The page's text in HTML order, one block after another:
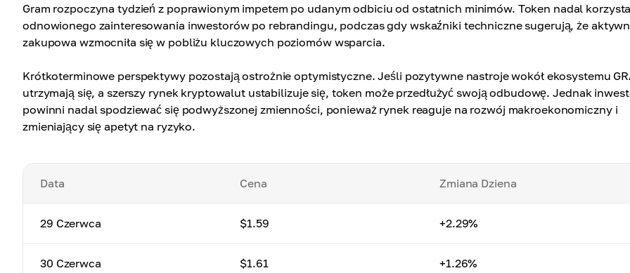
Gram rozpoczyna tydzień z poprawionym impetem po udanym odbiciu od ostatnich minimów. Token nadal
odnowionego zainteresowania inwestorów po rebrandingu, podczas gdy wskaźniki techniczne sugerują, że
zakupowa wzmocniła się w pobliżu kluczowych poziomów wsparcia.
Krótkoterminowe perspektywy pozostają ostrożnie optymistyczne. Jeśli pozytywne nastroje wokół ekosystemu
utrzymają się, a szerszy rynek kryptowalut ustabilizuje się, token może przedłużyć swoją odbudowę. Jednak
powinni nadal spodziewać się podwyższonej zmienności, ponieważ rynek reaguje na rozwój makroekonomiczny i
zmieniający się apetyt na ryzyko.
Data Cena Zmiana Dziena
29 Czerwca $1.59 +2.29%
30 Czerwca $1.61 +1.26%